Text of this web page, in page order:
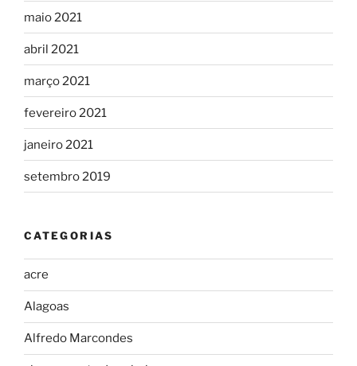
maio 2021
abril 2021
março 2021
fevereiro 2021
janeiro 2021
setembro 2019
CATEGORIAS
acre
Alagoas
Alfredo Marcondes